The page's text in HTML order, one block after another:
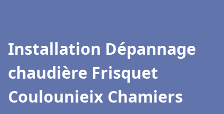
Installation Dépannage
chaudière Frisquet
Coulounieix Chamiers